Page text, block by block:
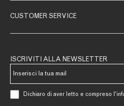
CUSTOMER SERVICE
ISCRIVITI ALLA NEWSLETTER
Dichiaro di aver letto e compreso